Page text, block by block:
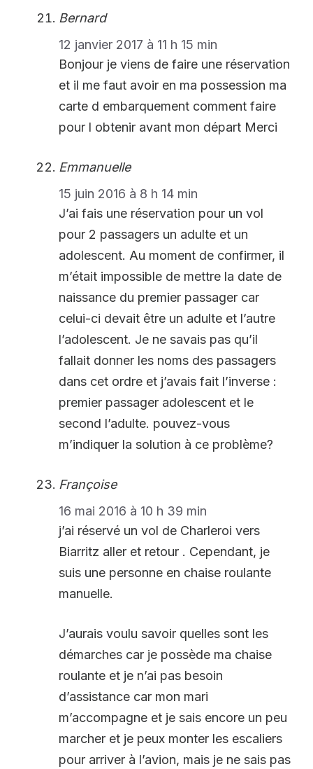
Bernard
12 janvier 2017 à 11 h 15 min
Bonjour je viens de faire une réservation
et il me faut avoir en ma possession ma
carte d embarquement comment faire
pour l obtenir avant mon départ Merci
Emmanuelle
15 juin 2016 à 8 h 14 min
J’ai fais une réservation pour un vol
pour 2 passagers un adulte et un
adolescent. Au moment de confirmer, il
m’était impossible de mettre la date de
naissance du premier passager car
celui-ci devait être un adulte et l’autre
l’adolescent. Je ne savais pas qu’il
fallait donner les noms des passagers
dans cet ordre et j’avais fait l’inverse :
premier passager adolescent et le
second l’adulte. pouvez-vous
m’indiquer la solution à ce problème?
Françoise
16 mai 2016 à 10 h 39 min
j’ai réservé un vol de Charleroi vers
Biarritz aller et retour . Cependant, je
suis une personne en chaise roulante
manuelle.
J’aurais voulu savoir quelles sont les
démarches car je possède ma chaise
roulante et je n’ai pas besoin
d’assistance car mon mari
m’accompagne et je sais encore un peu
marcher et je peux monter les escaliers
pour arriver à l’avion, mais je ne sais pas